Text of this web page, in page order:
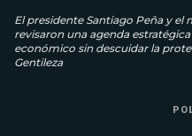
El presidente Santiago Peña y el
revisaron una agenda
económico sin descuidar la
Gentileza